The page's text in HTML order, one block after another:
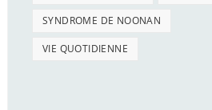
SYNDROME DE NOONAN
VIE QUOTIDIENNE